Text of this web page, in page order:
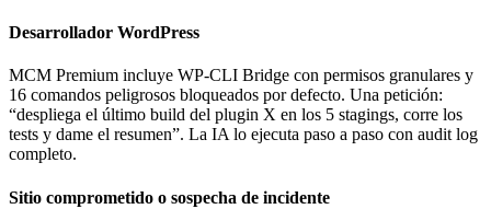
Desarrollador WordPress
MCM Premium incluye WP-CLI Bridge con permisos granulares y
16 comandos peligrosos bloqueados por defecto. Una petición:
“despliega el último build del plugin X en los 5 stagings, corre los
tests y dame el resumen”. La IA lo ejecuta paso a paso con audit log
completo.
Sitio comprometido o sospecha de incidente